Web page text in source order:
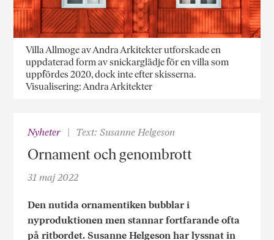
Villa Allmoge av Andra Arkitekter utforskade en
uppdaterad form av snickarglädje för en villa som
uppfördes 2020, dock inte efter skisserna.
Visualisering: Andra Arkitekter
Nyheter Text: Susanne Helgeson
Ornament och genombrott
31 maj 2022
Den nutida ornamentiken bubblar i
nyproduktionen men stannar fortfarande ofta
på ritbordet. Susanne Helgeson har lyssnat in